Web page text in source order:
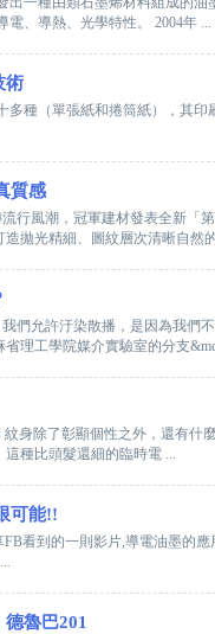
、導熱、光學特性。 2004年 ...
術
種（單張紙和捲筒紙），其印
質感
行風潮，冠軍建材發表全新「
拋光精細、圖紋層次清晰自然
們允許汙染散播，是因為我
理工學院媒介實驗室的分支
身除了彰顯個性之外，還有
種比頭髮還細的臨時電 ...
可能!!
看到的一則影片,導電油墨的
魯巴201